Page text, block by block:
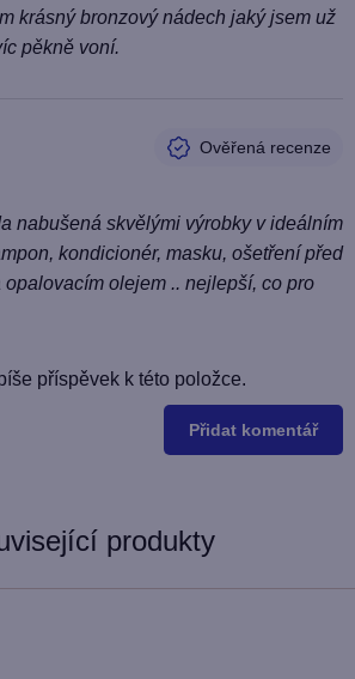
produkty
krásný bronzový nádech jaký jsem už
pěkně voní.
5 hvězdiček.
nabušená skvělými výrobky v ideálním
kondicionér, masku, ošetření před
olejem .. nejlepší, co pro
příspěvek k této položce.
Přidat komentář